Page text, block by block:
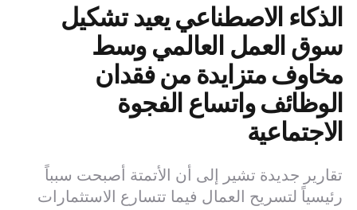
الذكاء الاصطناعي يعيد تشكيل
سوق العمل العالمي وسط
مخاوف متزايدة من فقدان
الوظائف واتساع الفجوة
الاجتماعية
تقارير جديدة تشير إلى أن الأتمتة أصبحت سبباً
رئيسياً لتسريح العمال فيما تتسارع الاستثمارات